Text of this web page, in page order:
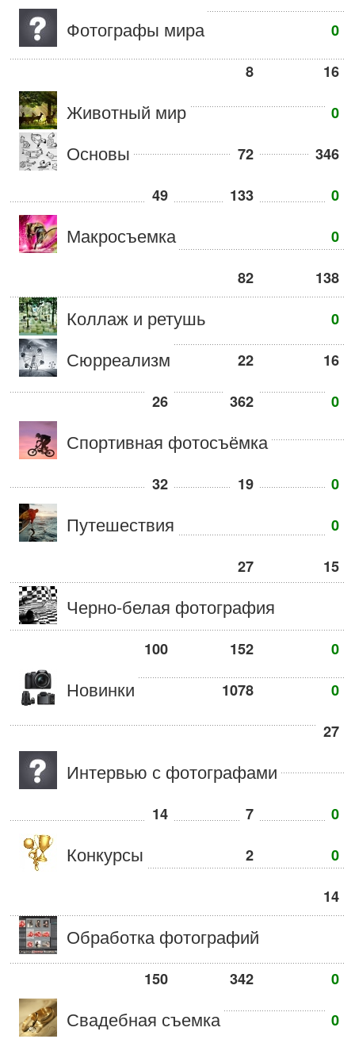
Фотографы мира
0
16
8
Животный мир
0
346
72
Основы
0
133
49
Макросъемка
0
138
82
Коллаж и ретушь
0
16
22
Сюрреализм
0
362
26
Спортивная фотосъёмка
0
19
32
Путешествия
0
15
27
Черно-белая фотография
0
152
100
Новинки 0
1078
27
Интервью с фотографами
0
7
14
Конкурсы 0
2
14
Обработка фотографий
0
342
150
Свадебная съемка 0